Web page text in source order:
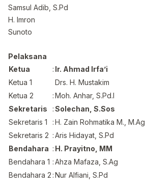
Samsul Adib, S.Pd
H. Imron
Sunoto
Pelaksana
Ketua
: Ir. Ahmad Irfa’i
Ketua 1
Drs. H. Mustakim
Ketua 2
:Moh. Anhar, S.Pd.I
Sekretaris
:Solechan, S.Sos
Sekretaris 1
:H. Zain Rohmatika M., M.Ag
Sekretaris 2 :Aris Hidayat, S.Pd
Bendahara : H. Prayitno, MM
Bendahara 1 :Ahza Mafaza, S.Ag
Bendahara 2 :Nur Alfiani, S.Pd